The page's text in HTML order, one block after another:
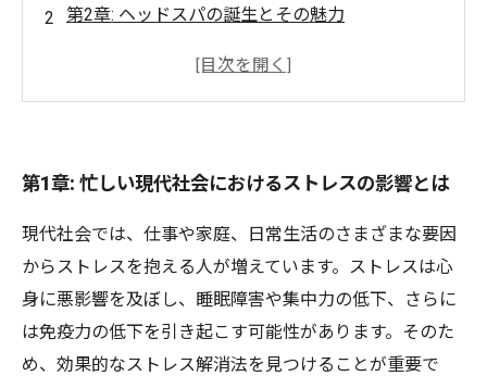
第2章: ヘッドスパの誕生とその魅力
第4章: ヘッドスパを体験した人々の声
第1章: 忙しい現代社会におけるストレスの影響とは
現代社会では、仕事や家庭、日常生活のさまざまな要因
からストレスを抱える人が増えています。ストレスは心
身に悪影響を及ぼし、睡眠障害や集中力の低下、さらに
は免疫力の低下を引き起こす可能性があります。そのた
め、効果的なストレス解消法を見つけることが重要で